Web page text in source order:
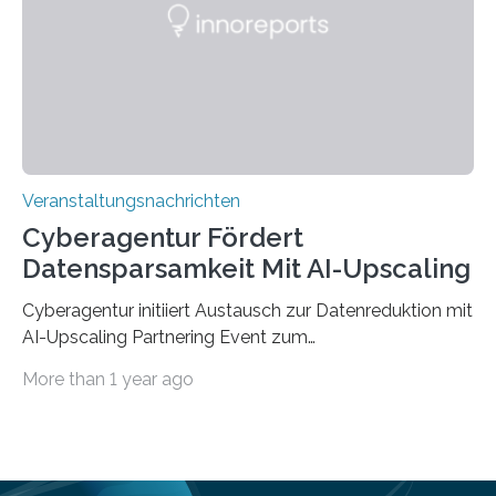
„QUAZAR“ mit insgesamt 1,15 Millionen Euro über vier
Veranstaltungsnachrichten
Cyberagentur Fördert
Datensparsamkeit Mit AI-Upscaling
Cyberagentur initiiert Austausch zur Datenreduktion mit
AI-Upscaling Partnering Event zum
innovative DatenverarbeitungDie Agentur für
More than 1 year ago